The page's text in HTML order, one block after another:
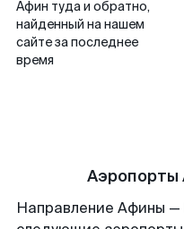
Афин туда и обратно,
найденный на нашем
сайте за последнее
время
Аэропорты
Направление Афины